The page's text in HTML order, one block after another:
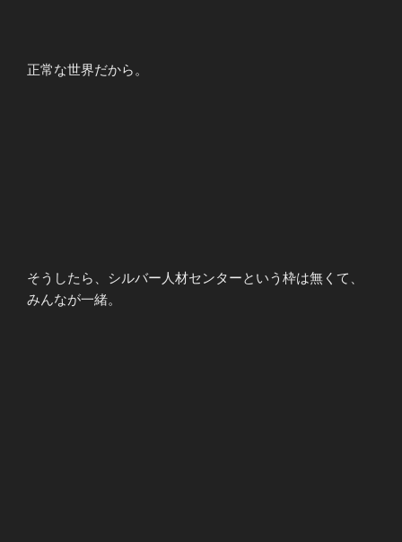
正常な世界だから。
そうしたら、シルバー人材センターという枠は無くて、
みんなが一緒。